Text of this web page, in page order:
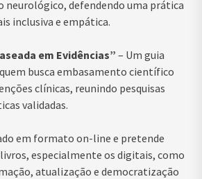
neurológico, defendendo uma prática
inclusiva e empática.
em Evidências” – Um guia
busca embasamento científico
clínicas, reunindo pesquisas
validadas.
em formato on-line e pretende
especialmente os digitais, como
atualização e democratização